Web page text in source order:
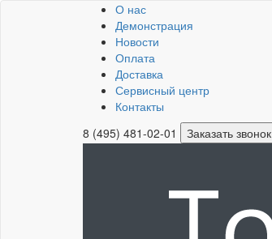
О нас
Демонстрация
Новости
Оплата
Доставка
Сервисный центр
Контакты
8 (495) 481-02-01
Заказать звонок